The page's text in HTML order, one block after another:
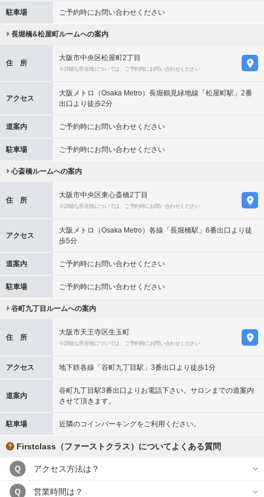
駐車場 ご予約時にお問い合わせください
長堀橋&松屋町ルームへの案内
住 所
大阪市中央区松屋町2丁目
※詳細な所在地については、ご予約時にお問い合わせください
アクセス
大阪メトロ（Osaka Metro）長堀鶴見緑地線「松屋町駅」2番
出口より徒歩2分
道案内 ご予約時にお問い合わせください
駐車場 ご予約時にお問い合わせください
心斎橋ルームへの案内
住 所
大阪市中央区東心斎橋2丁目
※詳細な所在地については、ご予約時にお問い合わせください
アクセス
大阪メトロ（Osaka Metro）各線「長堀橋駅」6番出口より徒
歩5分
道案内 ご予約時にお問い合わせください
駐車場 ご予約時にお問い合わせください
谷町九丁目ルームへの案内
住 所
大阪市天王寺区生玉町
※詳細な所在地については、ご予約時にお問い合わせください
アクセス 地下鉄各線「谷町九丁目駅」3番出口より徒歩1分
道案内
谷町九丁目駅3番出口よりお電話下さい。サロンまでの道案内
させて頂きます。
駐車場 近隣のコインパーキングをご利用ください。
Firstclass（ファーストクラス）についてよくある質問
Q アクセス方法は？
Q 営業時間は？